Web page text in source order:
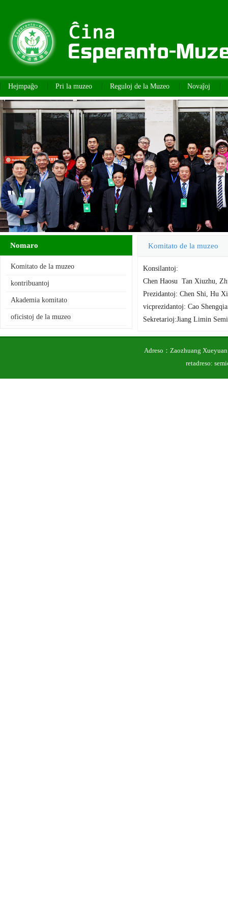
Hejmpaĝo Pri la muzeo Reguloj de la Muzeo Novaĵoj
Nomaro
Komitato de la muzeo
kontribuantoj
Akademia komitato
oficistoj de la muzeo
Komitato de la muzeo
Konsilantoj:
Chen Haosu Tan Xiuzhu,
Prezidantoj: Chen Shi, Hu
vicprezidantoj: Cao
Sekretarioj:Jiang Limin
Adreso：Zaozhuang
retadreso: